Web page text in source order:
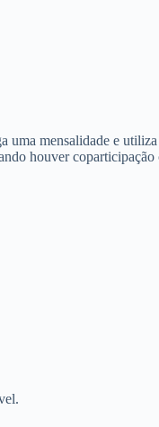
mensalidade e utiliza
houver